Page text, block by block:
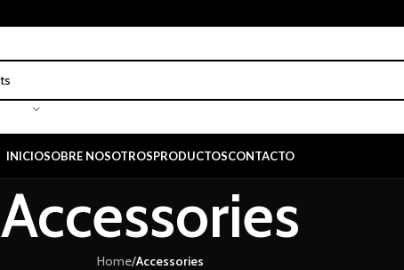
INICIOSOBRE NOSOTROSPRODUCTOSCONTACTO
Accessories
Home/Accessories